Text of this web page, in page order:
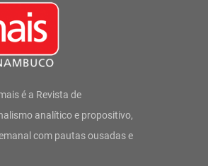
é a Revista de
analítico e propositivo,
com pautas ousadas e